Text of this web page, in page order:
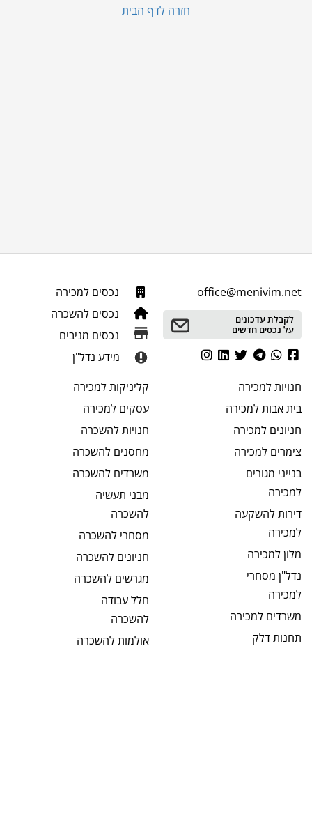
חזרה לדף הבית
office@menivim.net
לקבלת עדכונים
על נכסים חדשים
נכסים למכירה
נכסים להשכרה
נכסים מניבים
מידע נדל"ן
חנויותלמכירה
בית אבותלמכירה
חניונים למכירה
צימרים למכירה
בנייני מגורים
למכירה
דירות להשקעה
למכירה
מלון למכירה
נדל"ן מסחרי
למכירה
משרדים למכירה
תחנות דלק
קליניקותלמכירה
עסקים למכירה
חנויותלהשכרה
מחסנים להשכרה
משרדים להשכרה
מבני תעשיה
להשכרה
מסחרי להשכרה
חניונים להשכרה
מגרשים להשכרה
חלל עבודה
להשכרה
אולמותלהשכרה